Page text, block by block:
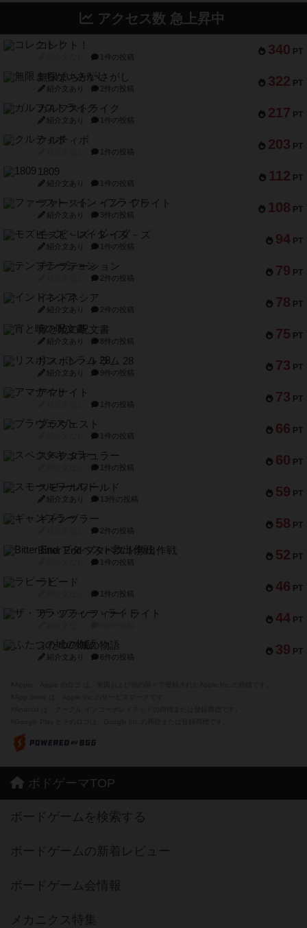
アクセス数 急上昇中
340 PT
コレクト！
1件の投稿
322 PT
無限まちがいさがし
紹介文あり 2件の投稿
217 PT
ガルフストライク
紹介文あり 1件の投稿
203 PT
クルティボ
1件の投稿
112 PT
1809
紹介文あり 1件の投稿
108 PT
ファースト・イン・フライト
紹介文あり 3件の投稿
94 PT
モズビ－ズ・レイダ－ズ
紹介文あり 1件の投稿
79 PT
テンプテーション
2件の投稿
78 PT
インドネシア
紹介文あり 2件の投稿
75 PT
宵と暁の呪文書
紹介文あり 8件の投稿
73 PT
リスボン・トラム 28
紹介文あり 9件の投稿
73 PT
アマナイト
1件の投稿
66 PT
ブラヴェスト
1件の投稿
60 PT
スペクタキュラー
1件の投稿
59 PT
スモールワールド
紹介文あり 13件の投稿
58 PT
ギャンブラー
2件の投稿
52 PT
Bitter End ブタペスト救出作戦
1件の投稿
46 PT
ラピード
1件の投稿
44 PT
ザ・フラッフィー・ライト
39 PT
ふたつの城の物語
紹介文あり 6件の投稿
ボドゲーマTOP
ボードゲームを検索する
ボードゲームの新着レビュー
ボードゲーム会情報
メカニクス特集